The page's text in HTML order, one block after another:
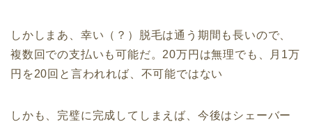
しかしまあ、幸い（？）脱毛は通う期間も長いので、
複数回での支払いも可能だ。20万円は無理でも、月1万
円を20回と言われれば、不可能ではない
しかも、完璧に完成してしまえば、今後はシェーバー